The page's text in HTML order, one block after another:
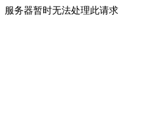
服务器暂时无法处理此请求